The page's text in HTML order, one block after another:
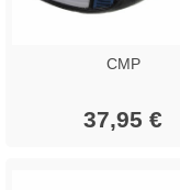
CMP
37,95 €